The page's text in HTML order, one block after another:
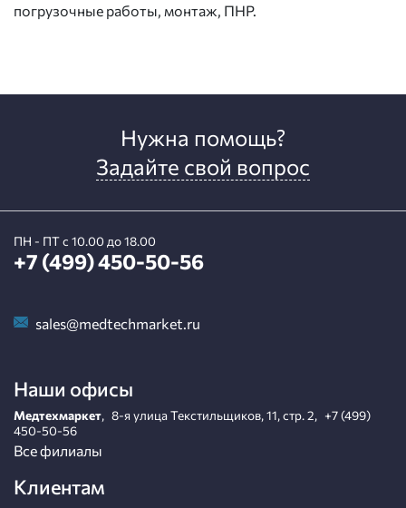
погрузочные работы, монтаж, ПНР.
Нужна помощь?
Задайте свой вопрос
ПН - ПТ с 10.00 до 18.00
+7 (499) 450-50-56
sales@medtechmarket.ru
Наши офисы
Медтехмаркет, 8-я улица Текстильщиков, 11, стр. 2, +7 (499)
450-50-56
Все филиалы
Клиентам